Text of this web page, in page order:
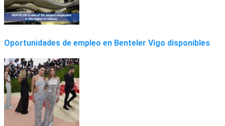
Oportunidades de empleo en Benteler Vigo disponibles